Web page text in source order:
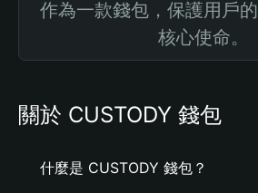
作為一款錢包，保護用戶
核心使命。
關於 CUSTODY 錢包
什麼是 CUSTODY 錢包？